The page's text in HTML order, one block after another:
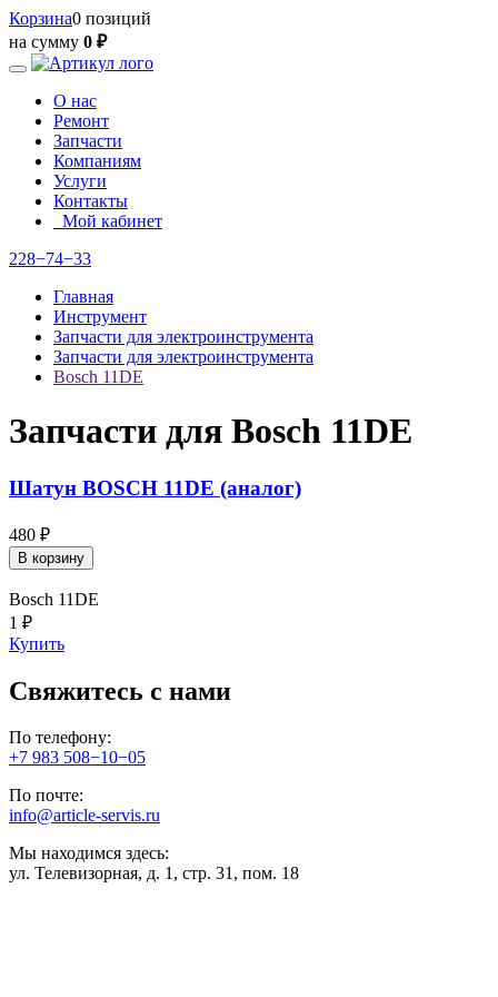
Корзина0 позиций
на сумму 0 ₽
О нас
Ремонт
Запчасти
Компаниям
Услуги
Контакты
Мой кабинет
228−74−33
Главная
Инструмент
Запчасти для электроинструмента
Запчасти для электроинструмента
Bosch 11DE
Запчасти для Bosch 11DE
Шатун BOSCH 11DE (аналог)
480 ₽
В корзину
Bosch 11DE
1 ₽
Купить
Свяжитесь с нами
По телефону:
+7 983 508−10−05
По почте:
info@article-servis.ru
Мы находимся здесь:
ул. Телевизорная, д. 1, стр. 31, пом. 18